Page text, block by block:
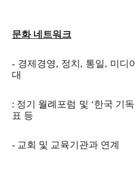
문화 네트워크
- 경제경영, 정치 , 통일, 미디
대
: 정기 월례포럼 및 ‘한국 기
표 등
- 교회 및 교육기관과 연계